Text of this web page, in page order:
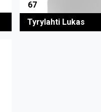
67
Tyrylahti Lukas